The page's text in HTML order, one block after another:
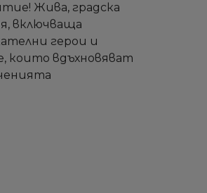
Жива, градска
включваща
герои и
които вдъхновяват